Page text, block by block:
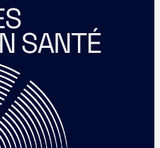
SANTÉ